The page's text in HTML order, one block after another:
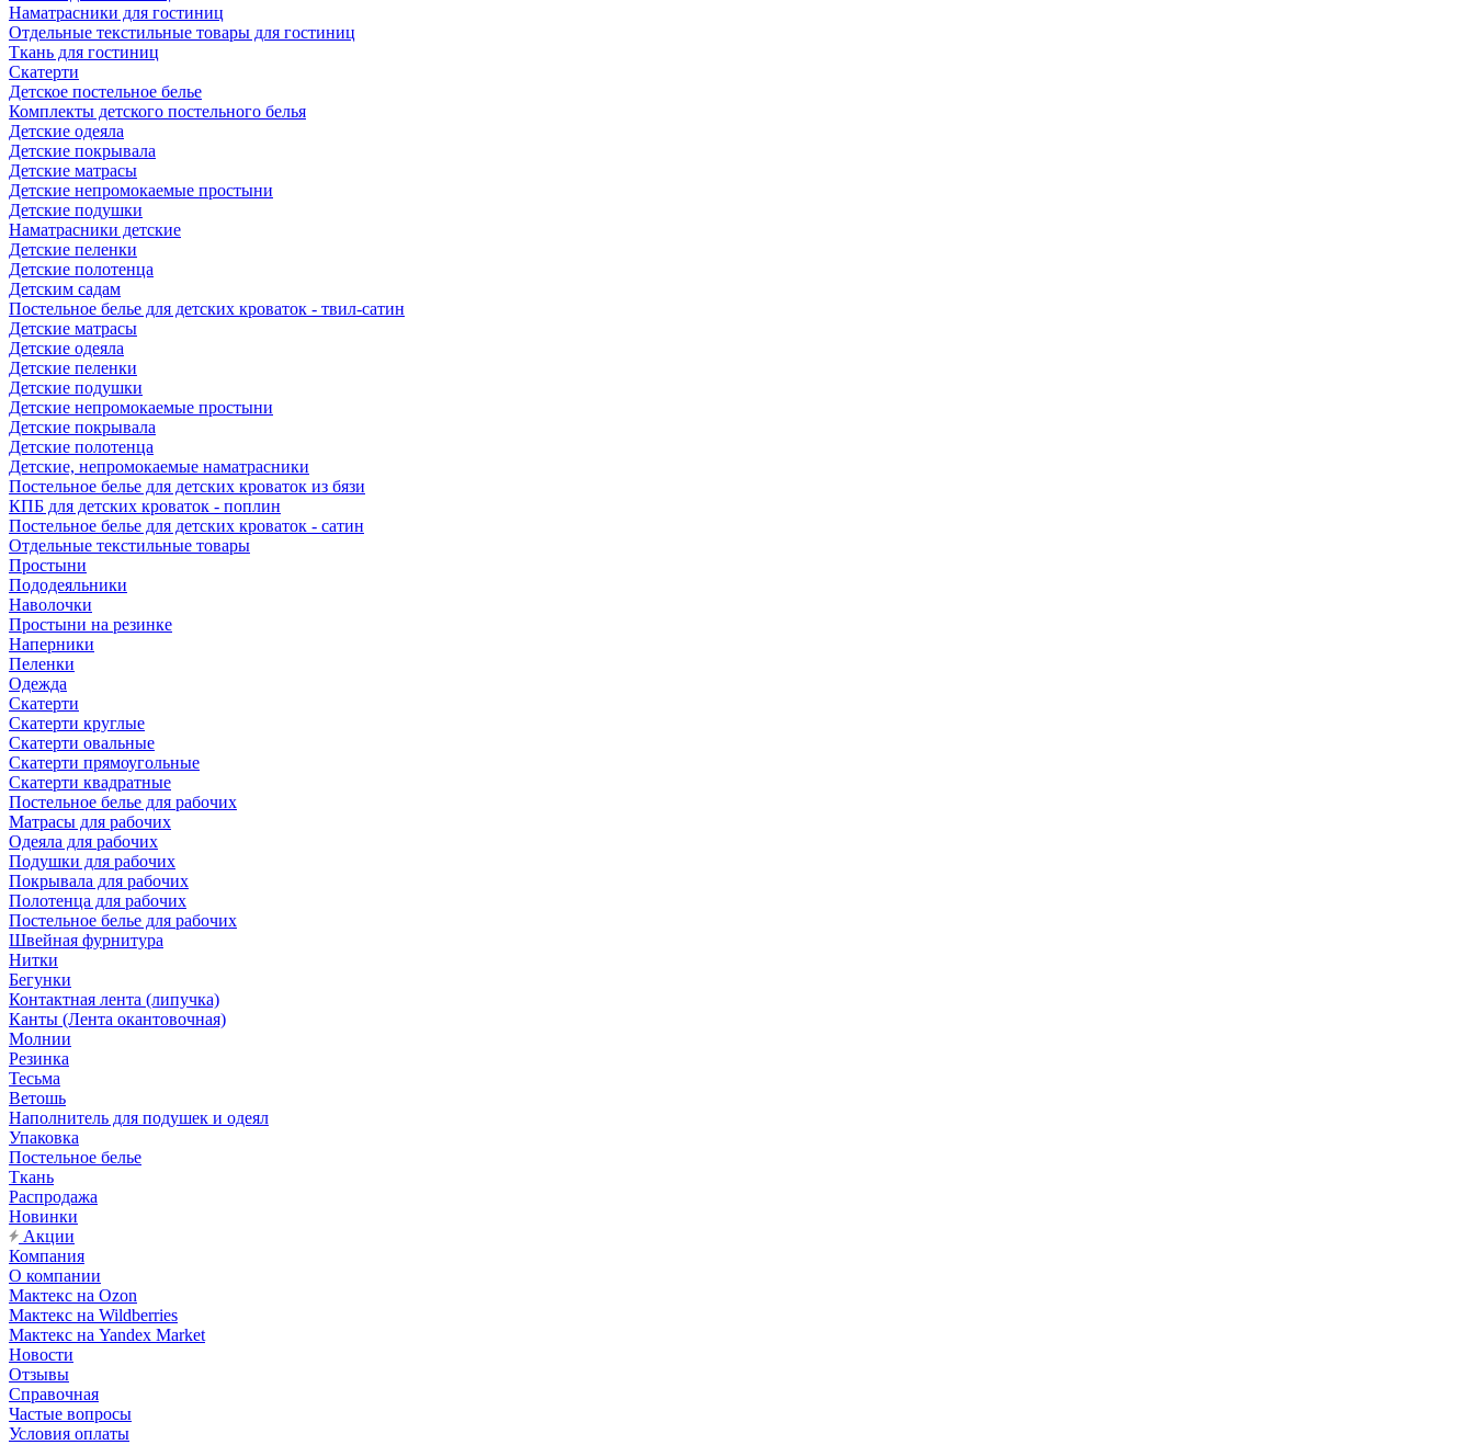
Наматрасники для гостиниц
Отдельные текстильные товары для гостиниц
Ткань для гостиниц
Скатерти
Детское постельное белье
Комплекты детского постельного белья
Детские одеяла
Детские покрывала
Детские матрасы
Детские непромокаемые простыни
Детские подушки
Наматрасники детские
Детские пеленки
Детские полотенца
Детским садам
Постельное белье для детских кроваток - твил-сатин
Детские матрасы
Детские одеяла
Детские пеленки
Детские подушки
Детские непромокаемые простыни
Детские покрывала
Детские полотенца
Детские, непромокаемые наматрасники
Постельное белье для детских кроваток из бязи
КПБ для детских кроваток - поплин
Постельное белье для детских кроваток - сатин
Отдельные текстильные товары
Простыни
Пододеяльники
Наволочки
Простыни на резинке
Наперники
Пеленки
Одежда
Скатерти
Скатерти круглые
Скатерти овальные
Скатерти прямоугольные
Скатерти квадратные
Постельное белье для рабочих
Матрасы для рабочих
Одеяла для рабочих
Подушки для рабочих
Покрывала для рабочих
Полотенца для рабочих
Постельное белье для рабочих
Швейная фурнитура
Нитки
Бегунки
Контактная лента (липучка)
Канты (Лента окантовочная)
Молнии
Резинка
Тесьма
Ветошь
Наполнитель для подушек и одеял
Упаковка
Постельное белье
Ткань
Распродажа
Новинки
Акции
Компания
О компании
Мактекс на Ozon
Мактекс на Wildberries
Мактекс на Yandex Market
Новости
Отзывы
Справочная
Частые вопросы
Условия оплаты